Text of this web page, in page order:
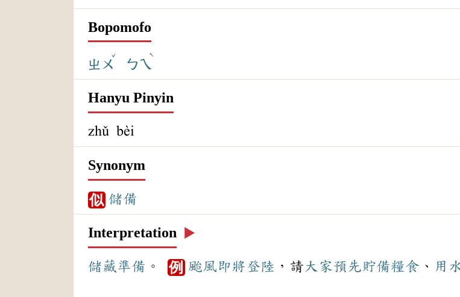
Bopomofo
ㄓㄨ
ˇ
ㄅㄟ
ˋ
Hanyu Pinyin
zhǔ bèi
Synonym
似 儲備
Interpretation ▶️
儲藏準備 。 例 颱風即將 登陸 ，請 大家預先貯備糧食、 用